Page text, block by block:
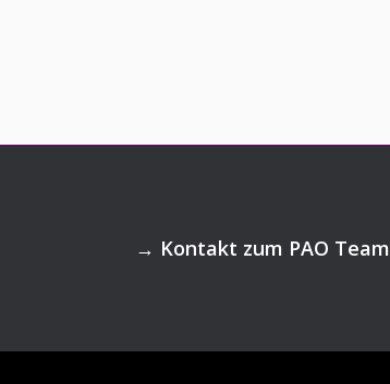
→ Kontakt zum PAO Team